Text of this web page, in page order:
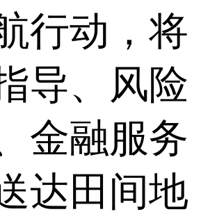
行动，将
导、风险
金融服务
达田间地